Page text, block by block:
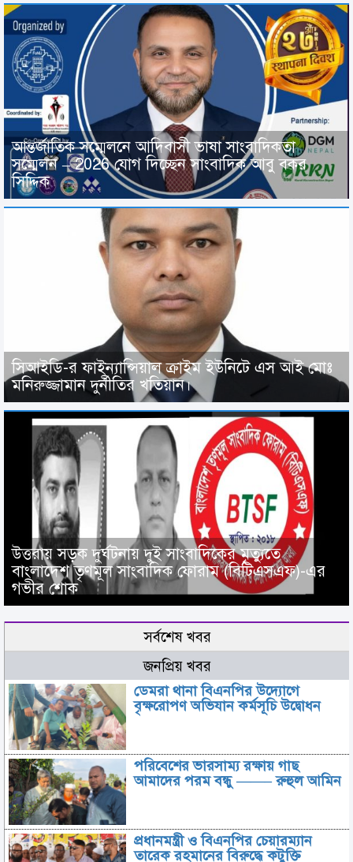
আন্তর্জাতিক সম্মেলনে আদিবাসী ভাষা সাংবাদিকতা
সম্মেলন – 2026 যোগ দিচ্ছেন সাংবাদিক আবু বকর
সিদ্দিক
সিআইডি-র ফাইন্যান্সিয়াল ক্রাইম ইউনিটে এস আই মোঃ
মনিরুজ্জামান দুর্নীতির খতিয়ান।
উত্তরায় সড়ক দুর্ঘটনায় দুই সাংবাদিকের মৃত্যুতে
বাংলাদেশ তৃণমূল সাংবাদিক ফোরাম (বিটিএসএফ)-এর
গভীর শোক
সর্বশেষ খবর
জনপ্রিয় খবর
ডেমরা থানা বিএনপির উদ্যোগে
বৃক্ষরোপণ অভিযান কর্মসূচি উদ্বোধন
পরিবেশের ভারসাম্য রক্ষায় গাছ
আমাদের পরম বন্ধু ——– রুহুল আমিন
প্রধানমন্ত্রী ও বিএনপির চেয়ারম্যান
তারেক রহমানের বিরুদ্ধে কটুক্তি